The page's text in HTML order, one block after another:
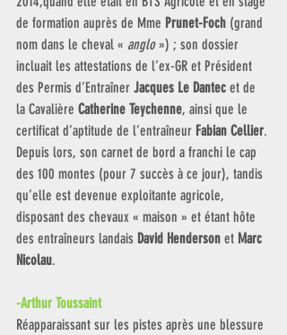
de formation auprès de Mme Prunet-Foch (grand
nom dans le cheval « anglo ») ; son dossier
incluait les attestations de l’ex-GR et Président
des Permis d’Entraîner Jacques Le Dantec et de
la Cavalière Catherine Teychenne, ainsi que le
certificat d’aptitude de l’entraîneur Fabian Cellier.
Depuis lors, son carnet de bord a franchi le cap
des 100 montes (pour 7 succès à ce jour), tandis
qu’elle est devenue exploitante agricole,
disposant des chevaux « maison » et étant hôte
des entraîneurs landais David Henderson et Marc
Nicolau.
-Arthur Toussaint
Réapparaissant sur les pistes après une blessure